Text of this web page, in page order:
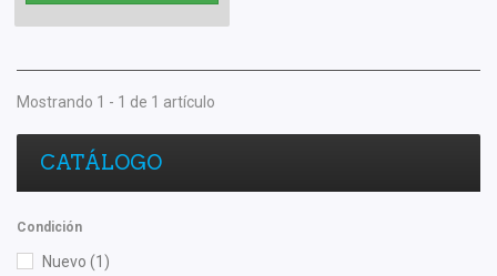
Mostrando 1 - 1 de 1 artículo
CATÁLOGO
Condición
Nuevo (1)